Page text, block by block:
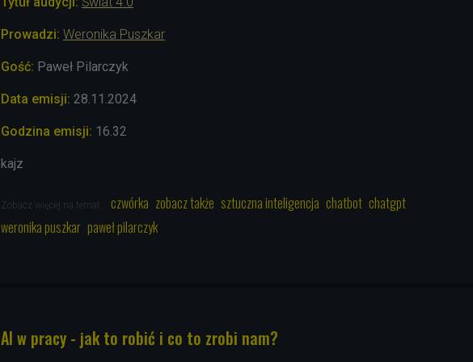
Prowadzi: Weronika Puszkar
Gość: Paweł Pilarczyk
Data emisji: 28.11.2024
Godzina emisji: 16.32
kajz
Zobacz więcej na temat: czwórka zobacz także sztuczna inteligencja chatbot chatgpt
weronika puszkar paweł pilarczyk
AI w pracy - jak to robić i co to zrobi nam?